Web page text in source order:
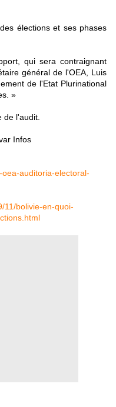
élections et ses phases
qui sera contraignant
général de l'OEA, Luis
de l'Etat Plurinational
»
de l'audit.
Infos
auditoria-electoral-
11/bolivie-en-quoi-